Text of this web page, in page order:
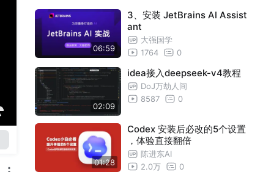
06:59
3、安装 JetBrains AI Assist
ant
大强国学
1764
0
02:09
idea接入deepseek-v4教程
DoJ万劫人间
8587
0
01:28
Codex 安装后必改的5个设置
，体验直接翻倍
陈进东AI
2.0万
0